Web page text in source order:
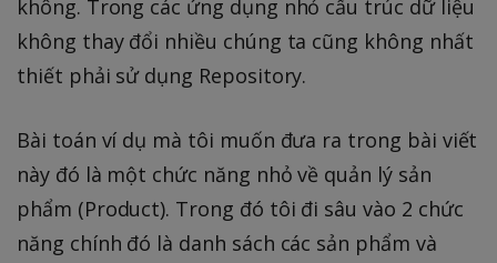
không. Trong các ứng dụng nhỏ cấu trúc dữ liệu
không thay đổi nhiều chúng ta cũng không nhất
thiết phải sử dụng Repository.
Bài toán ví dụ mà tôi muốn đưa ra trong bài viết
này đó là một chức năng nhỏ về quản lý sản
phẩm (Product). Trong đó tôi đi sâu vào 2 chức
năng chính đó là danh sách các sản phẩm và